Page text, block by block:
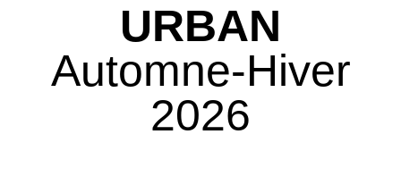
URBAN
Automne-Hiver
2026